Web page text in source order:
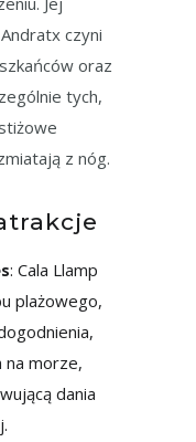
czyni
oraz
tych,
z nóg.
: Cala Llamp
plażowego,
na morze,
dania